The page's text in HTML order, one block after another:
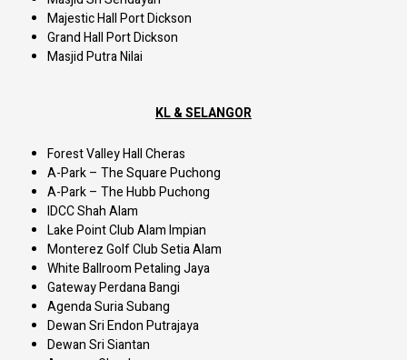
Majestic Hall Port Dickson
Grand Hall Port Dickson
Masjid Putra Nilai
KL & SELANGOR
Forest Valley Hall Cheras
A-Park – The Square Puchong
A-Park – The Hubb Puchong
IDCC Shah Alam
Lake Point Club Alam Impian
Monterez Golf Club Setia Alam
White Ballroom Petaling Jaya
Gateway Perdana Bangi
Agenda Suria Subang
Dewan Sri Endon Putrajaya
Dewan Sri Siantan